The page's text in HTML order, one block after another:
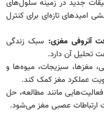
جدید در زمینه سلول‌های
امیدهای تازه‌ای برای کنترل
آتروفی مغزی: سبک زندگی
تحلیل آن دارد.
مغزها، سبزیجات، میوه‌ها و
عملکرد مغز کمک کند.
مانند مطالعه، حل
ارتباطات عصبی مغز می‌شود.